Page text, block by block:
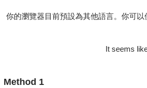
你的瀏覽器目前預設為其他語言。你可
It seems
Method 1